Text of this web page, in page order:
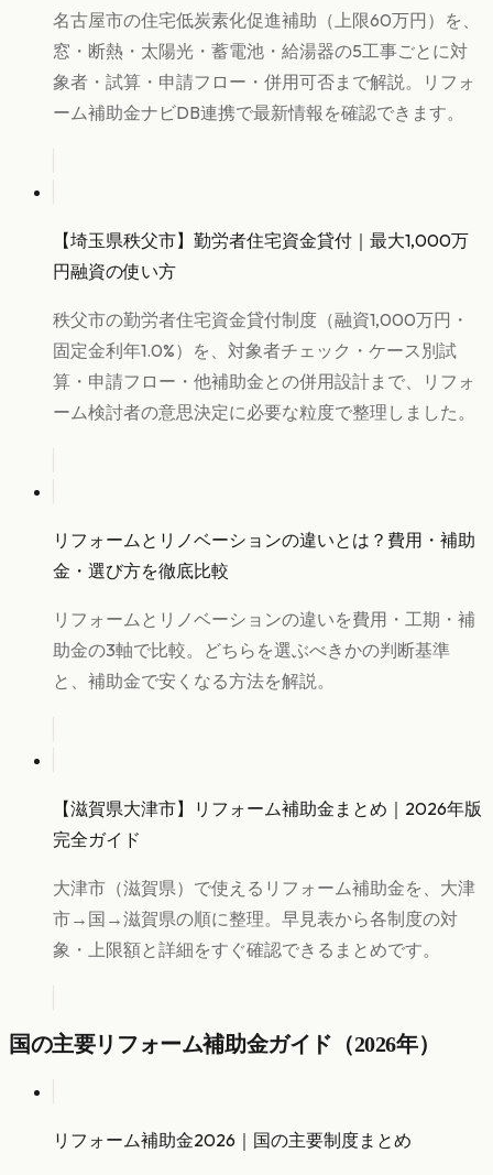
名古屋市の住宅低炭素化促進補助（上限60万円）を、
窓・断熱・太陽光・蓄電池・給湯器の5工事ごとに対
象者・試算・申請フロー・併用可否まで解説。リフォ
ーム補助金ナビDB連携で最新情報を確認できます。
【埼玉県秩父市】勤労者住宅資金貸付｜最大1,000万
円融資の使い方
秩父市の勤労者住宅資金貸付制度（融資1,000万円・
固定金利年1.0%）を、対象者チェック・ケース別試
算・申請フロー・他補助金との併用設計まで、リフォ
ーム検討者の意思決定に必要な粒度で整理しました。
リフォームとリノベーションの違いとは？費用・補助
金・選び方を徹底比較
リフォームとリノベーションの違いを費用・工期・補
助金の3軸で比較。どちらを選ぶべきかの判断基準
と、補助金で安くなる方法を解説。
【滋賀県大津市】リフォーム補助金まとめ｜2026年版
完全ガイド
大津市（滋賀県）で使えるリフォーム補助金を、大津
市→国→滋賀県の順に整理。早見表から各制度の対
象・上限額と詳細をすぐ確認できるまとめです。
国の主要リフォーム補助金ガイド（2026年）
リフォーム補助金2026｜国の主要制度まとめ